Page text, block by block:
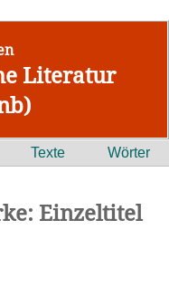
Literatur
Texte Wörter
Einzeltitel